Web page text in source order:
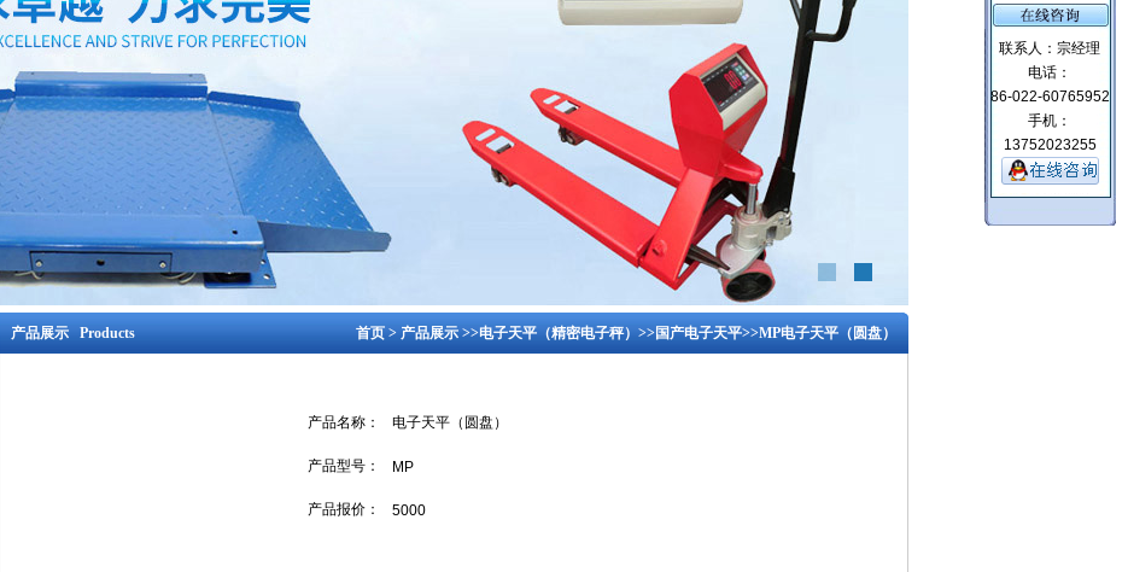
产品展示 Products 首页 > 产品展示 >>电子天平（精密电子秤） >>国产电子天平>>MP电子天平（圆盘）
产品名称： 电子天平（圆盘）
产品型号： MP
产品报价： 5000
联系人：宗经理
电话：
86-022-60765952
手机：
13752023255